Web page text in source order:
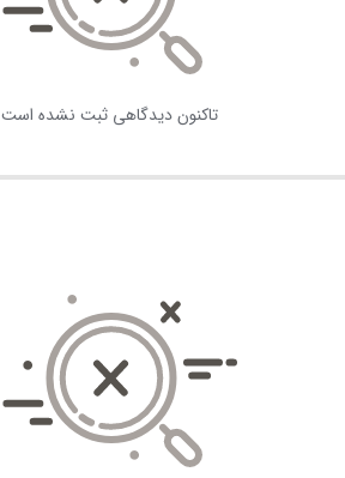
تاکنون دیدگاهی ثبت نشده است